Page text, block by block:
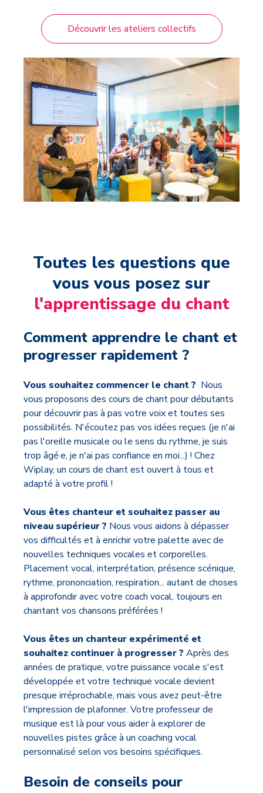
Découvrir les ateliers collectifs
Toutes les questions que
vous vous posez sur
l'apprentissage du chant
Comment apprendre le chant et
progresser rapidement ?
Vous souhaitez commencer le chant ? Nous
vous proposons des cours de chant pour débutants
pour découvrir pas à pas votre voix et toutes ses
possibilités. N'écoutez pas vos idées reçues (je n'ai
pas l'oreille musicale ou le sens du rythme, je suis
trop âgé·e, je n'ai pas confiance en moi...) ! Chez
Wiplay, un cours de chant est ouvert à tous et
adapté à votre profil !
Vous êtes chanteur et souhaitez passer au
niveau supérieur ? Nous vous aidons à dépasser
vos difficultés et à enrichir votre palette avec de
nouvelles techniques vocales et corporelles.
Placement vocal, interprétation, présence scénique,
rythme, prononciation, respiration... autant de choses
à approfondir avec votre coach vocal, toujours en
chantant vos chansons préférées !
Vous êtes un chanteur expérimenté et
souhaitez continuer à progresser ? Après des
années de pratique, votre puissance vocale s'est
développée et votre technique vocale devient
presque irréprochable, mais vous avez peut-être
l'impression de plafonner. Votre professeur de
musique est là pour vous aider à explorer de
nouvelles pistes grâce à un coaching vocal
personnalisé selon vos besoins spécifiques.
Besoin de conseils pour